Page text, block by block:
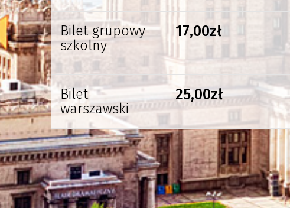
Bilet grupowy
szkolny
17,00zł
Bilet
warszawski
25,00zł